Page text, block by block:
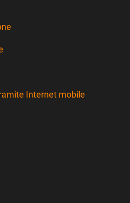
Internet mobile